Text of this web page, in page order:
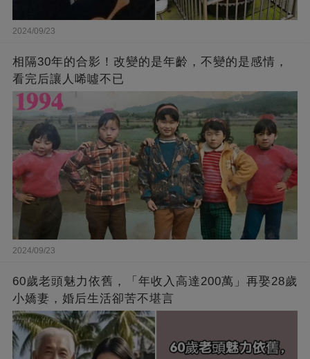
2024/09/23
相隔30年的合影！改變的是年齡，不變的是感情，
看完后讓人唏噓不已
2024/09/23
60歲老頭魅力依舊，「年收入高達200萬」再娶28歲
小嬌妻，婚后生活卻苦不堪言